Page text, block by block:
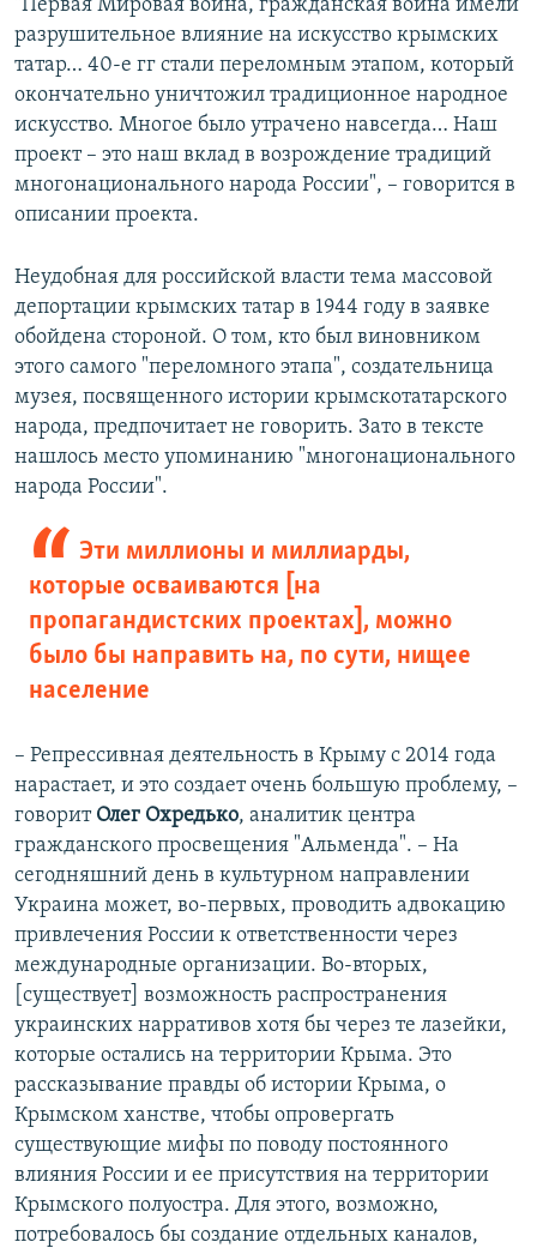
"Первая Мировая война, гражданская война имели
разрушительное влияние на искусство крымских
татар… 40-е гг стали переломным этапом, который
окончательно уничтожил традиционное народное
искусство. Многое было утрачено навсегда… Наш
проект – это наш вклад в возрождение традиций
многонационального народа России", – говорится в
описании проекта.
Неудобная для российской власти тема массовой
депортации крымских татар в 1944 году в заявке
обойдена стороной. О том, кто был виновником
этого самого "переломного этапа", создательница
музея, посвященного истории крымскотатарского
народа, предпочитает не говорить. Зато в тексте
нашлось место упоминанию "многонационального
народа России".
Эти миллионы и миллиарды,
которые осваиваются [на
пропагандистских проектах], можно
было бы направить на, по сути, нищее
население
– Репрессивная деятельность в Крыму с 2014 года
нарастает, и это создает очень большую проблему, –
говорит Олег Охредько, аналитик центра
гражданского просвещения "Альменда". – На
сегодняшний день в культурном направлении
Украина может, во-первых, проводить адвокацию
привлечения России к ответственности через
международные организации. Во-вторых,
[существует] возможность распространения
украинских нарративов хотя бы через те лазейки,
которые остались на территории Крыма. Это
рассказывание правды об истории Крыма, о
Крымском ханстве, чтобы опровергать
существующие мифы по поводу постоянного
влияния России и ее присутствия на территории
Крымского полуостра. Для этого, возможно,
потребовалось бы создание отдельных каналов,